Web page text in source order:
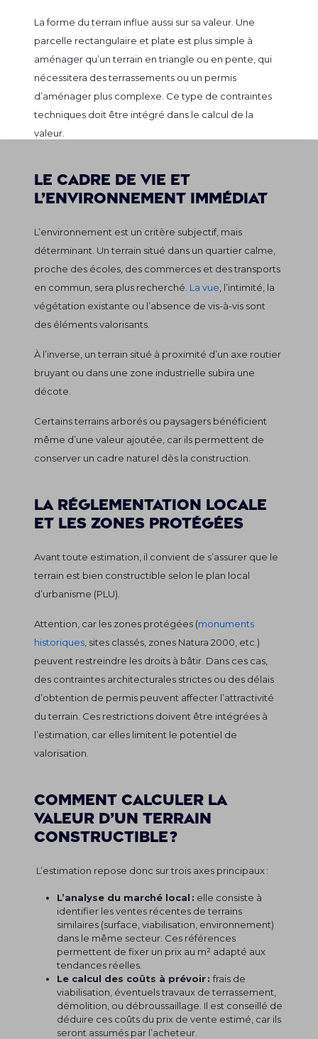
La forme du terrain influe aussi sur sa valeur. Une
parcelle rectangulaire et plate est plus simple à
aménager qu’un terrain en triangle ou en pente, qui
nécessitera des terrassements ou un permis
d’aménager plus complexe. Ce type de contraintes
techniques doit être intégré dans le calcul de la
valeur.
Le cadre de vie et
l’environnement immédiat
L’environnement est un critère subjectif, mais
déterminant. Un terrain situé dans un quartier calme,
proche des écoles, des commerces et des transports
en commun, sera plus recherché. La vue , l’intimité, la
végétation existante ou l’absence de vis-à-vis sont
des éléments valorisants.
À l’inverse, un terrain situé à proximité d’un axe routier
bruyant ou dans une zone industrielle subira une
décote.
Certains terrains arborés ou paysagers bénéficient
même d’une valeur ajoutée, car ils permettent de
conserver un cadre naturel dès la construction.
La réglementation locale
et les zones protégées
Avant toute estimation, il convient de s’assurer que le
terrain est bien constructible selon le plan local
d’urbanisme (PLU).
Attention, car les zones protégées (monuments
historiques , sites classés, zones Natura 2000, etc.)
peuvent restreindre les droits à bâtir. Dans ces cas,
des contraintes architecturales strictes ou des délais
d’obtention de permis peuvent affecter l’attractivité
du terrain. Ces restrictions doivent être intégrées à
l’estimation, car elles limitent le potentiel de
valorisation.
Comment calculer la
valeur d’un terrain
constructible ?
L’estimation repose donc sur trois axes principaux :
L’analyse du marché local : elle consiste à
identifier les ventes récentes de terrains
similaires (surface, viabilisation, environnement)
dans le même secteur. Ces références
permettent de fixer un prix au m² adapté aux
tendances réelles.
Le calcul des coûts à prévoir :frais de
viabilisation, éventuels travaux de terrassement,
démolition, ou débroussaillage. Il est conseillé de
déduire ces coûts du prix de vente estimé, car ils
seront assumés par l’acheteur.